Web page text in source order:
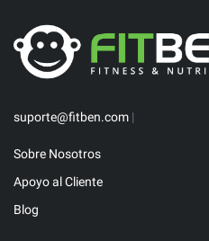
suporte@fitben.com |
Sobre Nosotros
Apoyo al Cliente
Blog